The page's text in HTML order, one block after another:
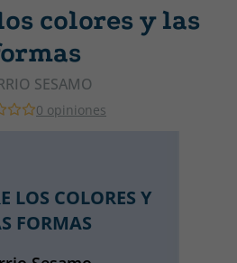
colores y las
SESAMO
0 opiniones
LOS COLORES Y
FORMAS